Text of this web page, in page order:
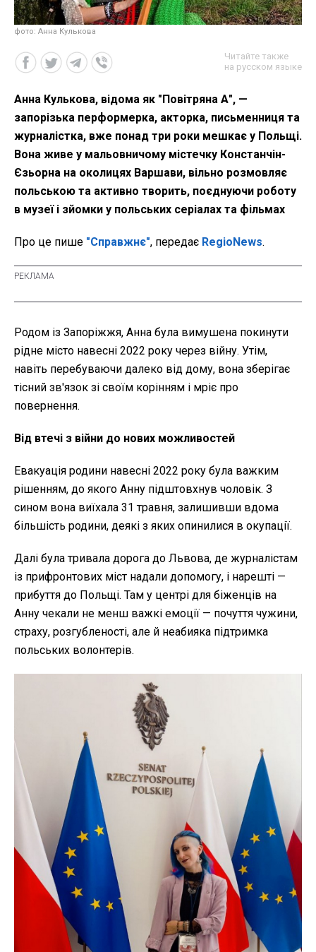
фото: Анна Кулькова
Читайте также
на русском языке
Анна Кулькова, відома як "Повітряна А", —
запорізька перформерка, акторка, письменниця та
журналістка, вже понад три роки мешкає у Польщі.
Вона живе у мальовничому містечку Констанчін-
Єзьорна на околицях Варшави, вільно розмовляє
польською та активно творить, поєднуючи роботу
в музеї і зйомки у польських серіалах та фільмах
Про це пише "Справжнє", передає RegioNews.
Родом із Запоріжжя, Анна була вимушена покинути
рідне місто навесні 2022 року через війну. Утім,
навіть перебуваючи далеко від дому, вона зберігає
тісний зв'язок зі своїм корінням і мріє про
повернення.
Від втечі з війни до нових можливостей
Евакуація родини навесні 2022 року була важким
рішенням, до якого Анну підштовхнув чоловік. З
сином вона виїхала 31 травня, залишивши вдома
більшість родини, деякі з яких опинилися в окупації.
Далі була тривала дорога до Львова, де журналістам
із прифронтових міст надали допомогу, і нарешті —
прибуття до Польщі. Там у центрі для біженців на
Анну чекали не менш важкі емоції — почуття чужини,
страху, розгубленості, але й неабияка підтримка
польських волонтерів.